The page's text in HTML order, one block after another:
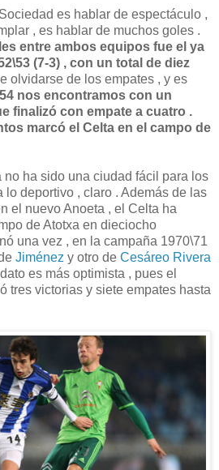
es hablar de espectáculo ,
, es hablar de muchos goles .
entre ambos equipos fue el ya
(7-3) , con un total de diez
olvidarse de los empates , y es
nos encontramos con un
finalizó con empate a cuatro .
marcó el Celta en el campo de
no ha sido una ciudad fácil para los
lo deportivo , claro . Además de las
el nuevo Anoeta , el Celta ha
de Atotxa en dieciocho
una vez , en la campaña 1970\71
Jiménez y otro de Cesáreo Rivera
es más optimista , pues el
tres victorias y siete empates hasta